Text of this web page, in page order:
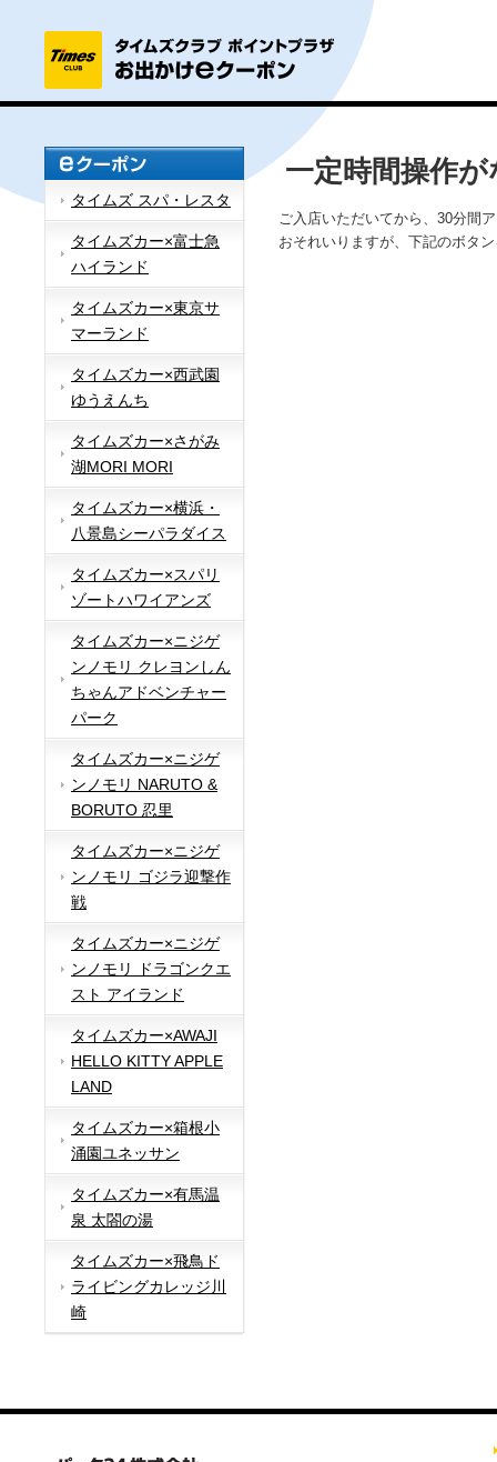
タイムズ スパ・レスタ
タイムズカー×富士急
ハイランド
タイムズカー×東京サ
マーランド
タイムズカー×西武園
ゆうえんち
タイムズカー×さがみ
湖MORI MORI
タイムズカー×横浜・
八景島シーパラダイス
タイムズカー×スパリ
ゾートハワイアンズ
タイムズカー×ニジゲ
ンノモリ クレヨンしん
ちゃんアドベンチャー
パーク
タイムズカー×ニジゲ
ンノモリ NARUTO &
BORUTO 忍里
タイムズカー×ニジゲ
ンノモリ ゴジラ迎撃作
戦
タイムズカー×ニジゲ
ンノモリ ドラゴンクエ
スト アイランド
タイムズカー×AWAJI
HELLO KITTY APPLE
LAND
タイムズカー×箱根小
涌園ユネッサン
タイムズカー×有馬温
泉 太閤の湯
タイムズカー×飛鳥ド
ライビングカレッジ川
崎
一定時間操作
ご入店いただいてから、30分間
おそれいりますが、下記のボタ